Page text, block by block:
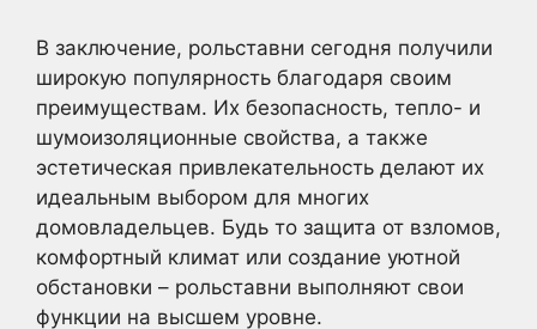
В заключение, рольставни сегодня получили
широкую популярность благодаря своим
преимуществам. Их безопасность, тепло- и
шумоизоляционные свойства, а также
эстетическая привлекательность делают их
идеальным выбором для многих
домовладельцев. Будь то защита от взломов,
комфортный климат или создание уютной
обстановки – рольставни выполняют свои
функции на высшем уровне.